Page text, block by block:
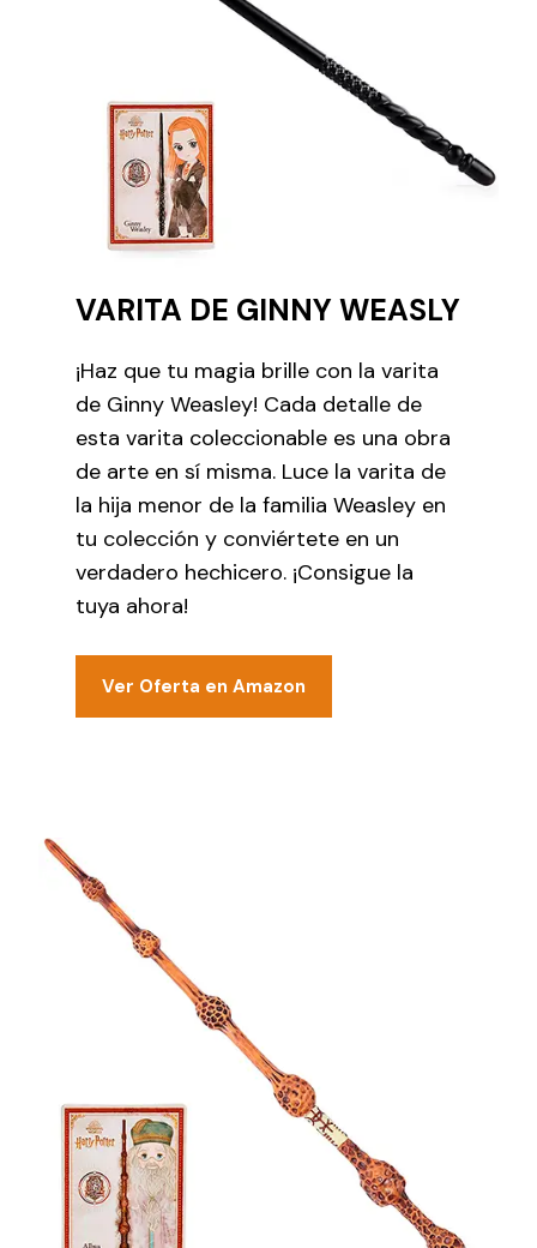
VARITA DE GINNY WEASLY
¡Haz que tu magia brille con la varita
de Ginny Weasley! Cada detalle de
esta varita coleccionable es una obra
de arte en sí misma. Luce la varita de
la hija menor de la familia Weasley en
tu colección y conviértete en un
verdadero hechicero. ¡Consigue la
tuya ahora!
Ver Oferta en Amazon